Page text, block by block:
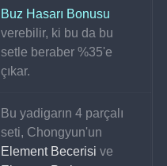
Buz Hasarı Bonusu
verebilir, ki bu da bu
setle beraber %35'e
çıkar.
Bu yadigarın 4 parçalı
seti, Chongyun'un
Element Becerisi ve